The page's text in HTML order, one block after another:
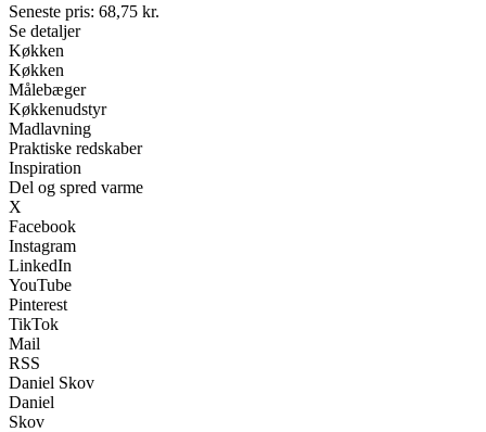
Seneste pris: 68,75 kr.
Se detaljer
Køkken
Køkken
Målebæger
Køkkenudstyr
Madlavning
Praktiske redskaber
Inspiration
Del og spred varme
X
Facebook
Instagram
LinkedIn
YouTube
Pinterest
TikTok
Mail
RSS
Daniel Skov
Daniel
Skov